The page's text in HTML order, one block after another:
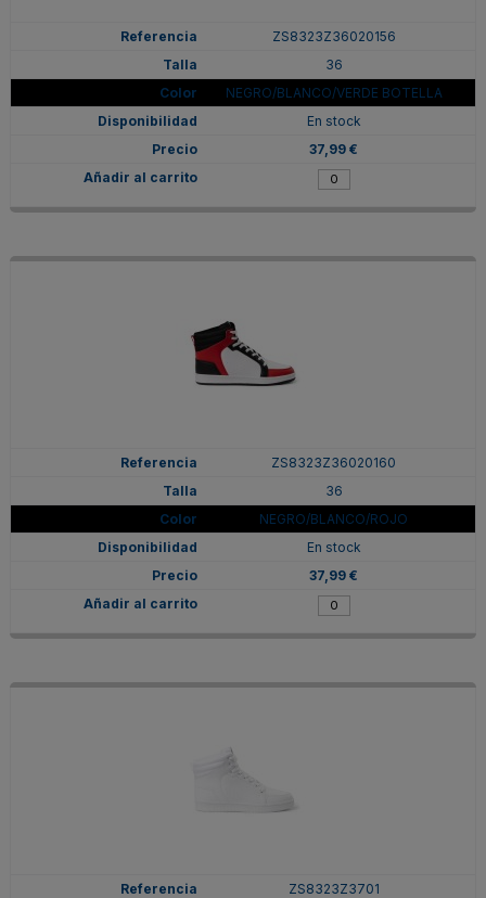
ZS8323Z36020156
36
NEGRO/BLANCO/VERDE BOTELLA
En stock
37,99 €
ZS8323Z36020160
36
NEGRO/BLANCO/ROJO
En stock
37,99 €
ZS8323Z3701